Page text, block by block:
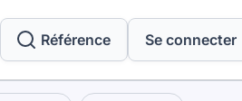
Référence Se connecter